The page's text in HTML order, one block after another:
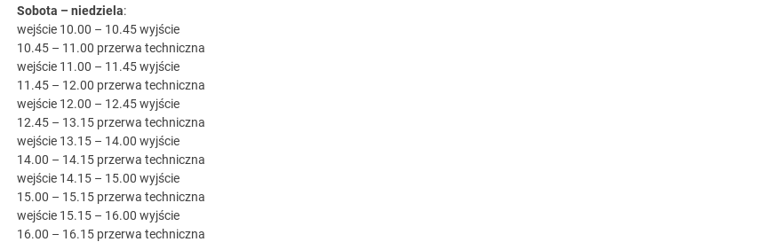
Sobota – niedziela:
wejście 10.00 – 10.45 wyjście
10.45 – 11.00 przerwa techniczna
wejście 11.00 – 11.45 wyjście
11.45 – 12.00 przerwa techniczna
wejście 12.00 – 12.45 wyjście
12.45 – 13.15 przerwa techniczna
wejście 13.15 – 14.00 wyjście
14.00 – 14.15 przerwa techniczna
wejście 14.15 – 15.00 wyjście
15.00 – 15.15 przerwa techniczna
wejście 15.15 – 16.00 wyjście
16.00 – 16.15 przerwa techniczna